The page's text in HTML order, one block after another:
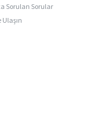
Sorulan Sorular
Ulaşın